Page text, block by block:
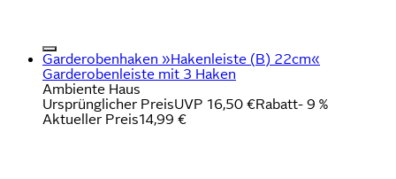
Garderobenhaken »Hakenleiste (B) 22cm«
Garderobenleiste mit 3 Haken
Ambiente Haus
Ursprünglicher PreisUVP 16,50 €Rabatt- 9 %
Aktueller Preis14,99 €